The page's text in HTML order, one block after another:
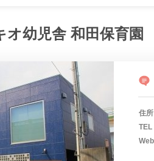
オ幼児舎 和田保育園
住所
TEL
Web